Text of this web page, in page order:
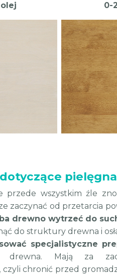
olej 0-
przede wszystkim źle
zaczynać od przetarcia
drewno wytrzeć do
do struktury drewna i
specjalistyczne
drewna. Mają za
, czyli chronić przed